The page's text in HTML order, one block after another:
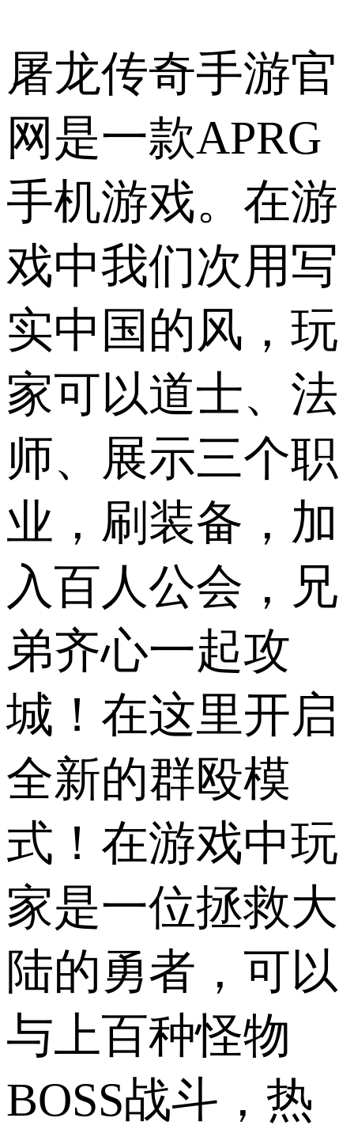
屠龙传奇手游官
网是一款APRG
手机游戏。在游
戏中我们次用写
实中国的风，玩
家可以道士、法
师、展示三个职
业，刷装备，加
入百人公会，兄
弟齐心一起攻
城！在这里开启
全新的群殴模
式！在游戏中玩
家是一位拯救大
陆的勇者，可以
与上百种怪物
BOSS战斗，热